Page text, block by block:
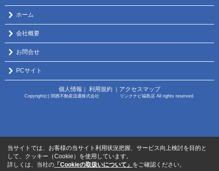
ホーム
会社概要
お問合せ
PCサイト
個人情報 ｜ 利用規約 ｜ アクセスマップ
Copyright(c) 関西不動産流通株式会社 リンクナビ福島店 All rights reserved.
当サイトでは、お客様の当サイト利用状況把握、サービス向上検討を目的と
して、クッキー（Cookie）を使用しています。
詳しくは、当社の 「Cookieの取扱いについて」 をご確認ください。